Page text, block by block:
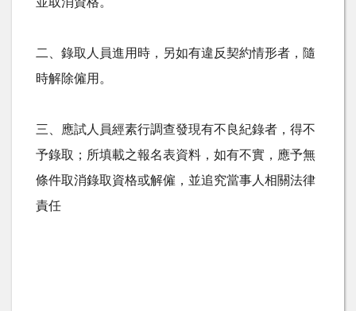
二、錄取人員進用時，另如有違反契約情形者，隨
時解除僱用。
三、應試人員經素行調查發現有不良紀錄者，得不
予錄取；所填載之報名表資料，如有不實，應予無
條件取消錄取資格或解僱，並追究當事人相關法律
責任